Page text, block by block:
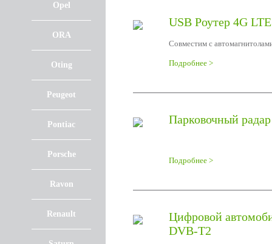
Opel
ORA
Oting
Peugeot
Pontiac
Porsche
Ravon
Renault
USB Роутер 4G LTE
Совместим с
Подробнее >
Парковочный
Подробнее >
Цифровой
DVB-T2